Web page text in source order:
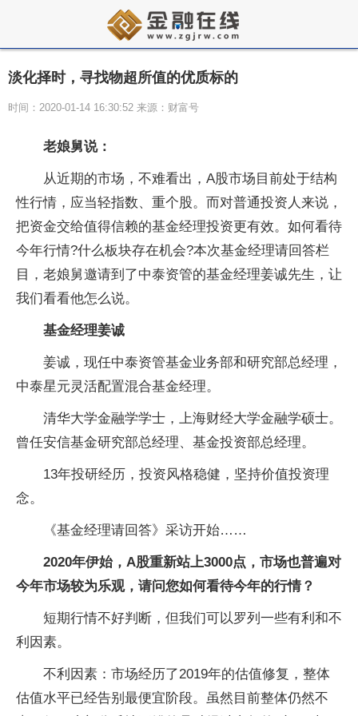
淡化择时，寻找物超所值的优质标的
时间：2020-01-14 16:30:52 来源：财富号
老娘舅说：
从近期的市场，不难看出，A股市场目前处于结构
性行情，应当轻指数、重个股。而对普通投资人来说，
把资金交给值得信赖的基金经理投资更有效。如何看待
今年行情?什么板块存在机会?本次基金经理请回答栏
目，老娘舅邀请到了中泰资管的基金经理姜诚先生，让
我们看看他怎么说。
基金经理姜诚
姜诚，现任中泰资管基金业务部和研究部总经理，
中泰星元灵活配置混合基金经理。
清华大学金融学学士，上海财经大学金融学硕士。
曾任安信基金研究部总经理、基金投资部总经理。
13年投研经历，投资风格稳健，坚持价值投资理
念。
《基金经理请回答》采访开始……
2020年伊始，A股重新站上3000点，市场也普遍对
今年市场较为乐观，请问您如何看待今年的行情？
短期行情不好判断，但我们可以罗列一些有利和不
利因素。
不利因素：市场经历了2019年的估值修复，整体
估值水平已经告别最便宜阶段。虽然目前整体仍然不